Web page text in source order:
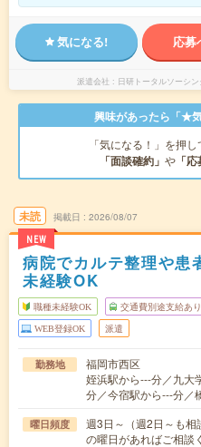
気になる! 応募
派遣会社 日研トータルソーシ
興味があったら「★
「気になる！」を押
「面談確約」 や 「
未読
NEW
掲載日 2026/08/07
病院でカルテ整理や患
未経験OK
職種未経験OK 交通費別途支給あり
WEB登録OK 派遣
勤務地
福岡市西区
姪浜駅から---分／九大
分／今宿駅から---分／
曜日頻度
週3日～（週2日～も相
の曜日があればご相談